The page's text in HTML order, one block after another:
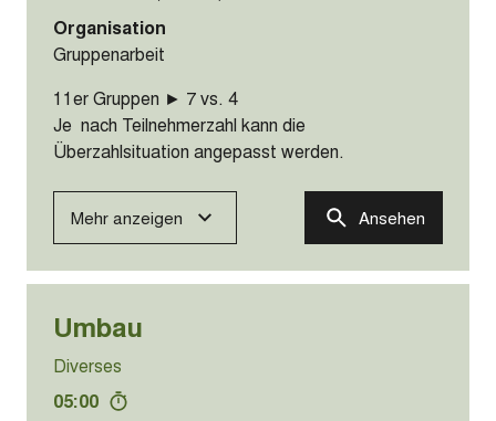
Gruppenarbeit
Je nach Teilnehmerzahl kann die Überzahlsituation
angepasst werden.
Überzahl: 5 gegen 2